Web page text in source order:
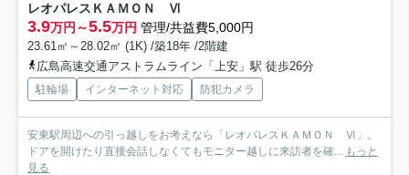
レオパレスＫＡＭＯＮ Ⅵ
3.9万円～5.5万円 管理/共益費5,000円
23.61㎡～28.02㎡ (1K) /築18年 /2階建
広島高速交通アストラムライン「上安」駅 徒歩26分
駐輪場 インターネット対応 防犯カメラ
安東駅周辺への引っ越しをお考えなら「レオパレスＫＡＭＯＮ Ⅵ」。
ドアを開けたり直接会話しなくてもモニター越しに来訪者を確... もっと
見る